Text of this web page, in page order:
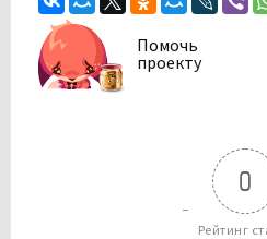
Помочь
проекту
0
Рейтинг